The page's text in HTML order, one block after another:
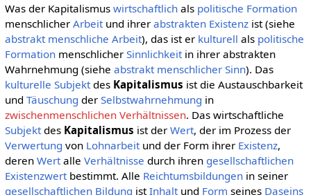
Was der Kapitalismus wirtschaftlichals politische Formation
menschlicher Arbeitund ihrer abstrakten Existenzist (siehe
abstrakt menschliche Arbeit), das ist er kulturell als politische
Formationmenschlicher Sinnlichkeitin ihrer abstrakten
Wahrnehmung (siehe abstrakt menschlicher Sinn). Das
kulturelle Subjektdes Kapitalismus ist die Austauschbarkeit
und Täuschung der Selbstwahrnehmung in
zwischenmenschlichen Verhältnissen. Das wirtschaftliche
Subjektdes Kapitalismus ist der Wert, der im Prozess der
Verwertung von Lohnarbeitund der Form ihrer Existenz,
deren Wertalle Verhältnisse durch ihren gesellschaftlichen
Existenzwertbestimmt. Alle Reichtumsbildungenin seiner
gesellschaftlichen Bildung istInhaltund Form seines Daseins